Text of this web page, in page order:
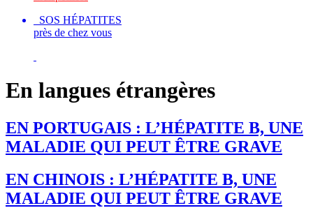
SOS HÉPATITES
près de chez vous
En langues étrangères
EN PORTUGAIS : L’HÉPATITE B, UNE
MALADIE QUI PEUT ȆTRE GRAVE
EN CHINOIS : L’HÉPATITE B, UNE
MALADIE QUI PEUT ȆTRE GRAVE